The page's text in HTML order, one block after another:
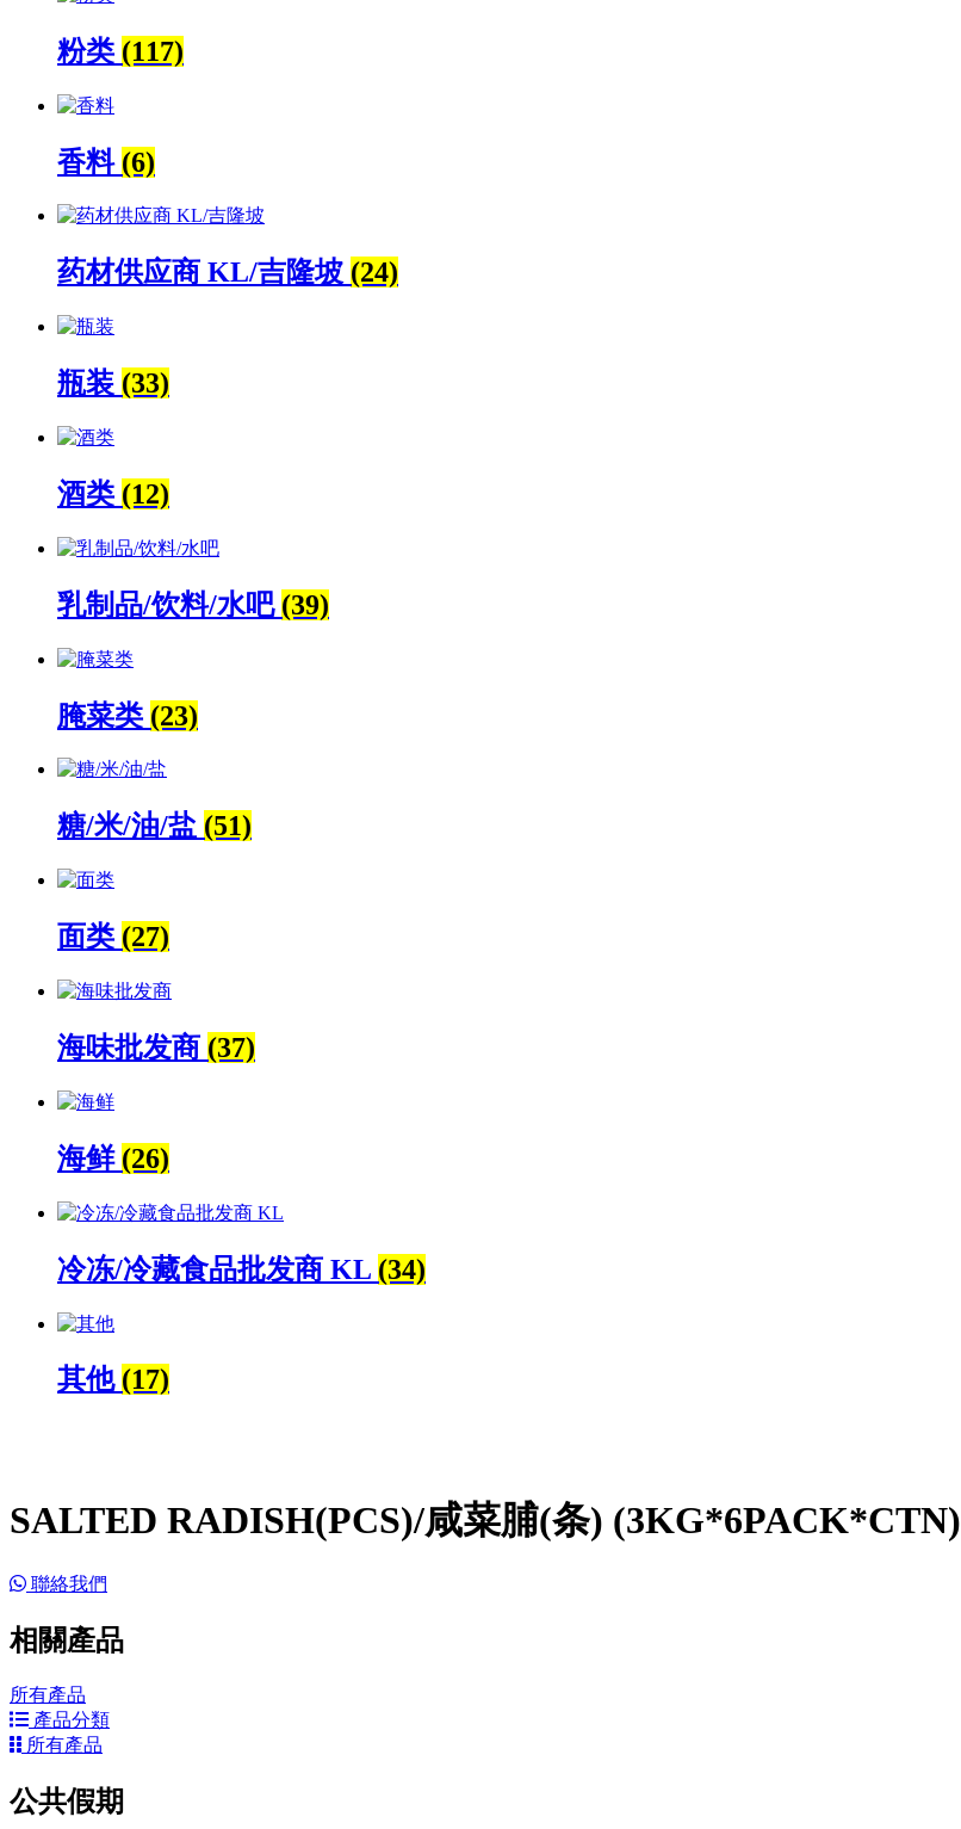
粉类 (117)
香料 (6)
药材供应商 KL/吉隆坡 (24)
瓶装 (33)
酒类 (12)
乳制品/饮料/水吧 (39)
腌菜类 (23)
糖/米/油/盐 (51)
面类 (27)
海味批发商 (37)
海鲜 (26)
冷冻/冷藏食品批发商 KL (34)
其他 (17)
SALTED RADISH(PCS)/咸菜脯(条) (3KG*6PACK*CTN)
聯絡我們
相關產品
所有產品
產品分類
所有產品
公共假期